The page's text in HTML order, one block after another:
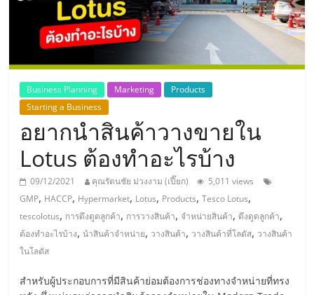
ThaiSMEsCenter,
รวม
ธุรกิจ
เอ
ส
เอ็
มอี
ไทย,
Business Planning Marketing
Products
Starting a Business
อยากนำสินค้าวางขายใน
Lotus ต้องทำอะไรบ้าง
09/12/2021 คุณรัตนชัย ม่วงงาม (เปี๊ยก)
5,011 views
GMP, HACCP, Hypermarket, Lotus, Products,Tesco Lotus,
tescolotus, การดึงดูดลูกค้า, การวางสินค้า, จำหน่ายสินค้า, ดึงดูดลูกค้า,
ต้องทำอะไรบ้าง,นำสินค้าจำหน่าย, วางสินค้า, วางสินค้าที่โลตัส, วางสินค้า
ในโลตัส
สำหรับผู้ประกอบการที่มีสินค้าย่อมต้องการช่องทางจำหน่ายที่ทรง